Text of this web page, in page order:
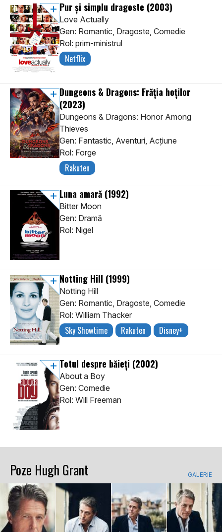
Pur și simplu dragoste (2003)
Love Actually
Gen: Romantic, Dragoste, Comedie
Rol: prim-ministrul
Netflix
Dungeons & Dragons: Frăția hoților
(2023)
Dungeons & Dragons: Honor Among
Thieves
Gen: Fantastic, Aventuri, Acţiune
Rol: Forge
Rakuten
Luna amară (1992)
Bitter Moon
Gen: Dramă
Rol: Nigel
Notting Hill (1999)
Notting Hill
Gen: Romantic, Dragoste, Comedie
Rol: William Thacker
Sky Showtime Rakuten Disney+
Totul despre băieți (2002)
About a Boy
Gen: Comedie
Rol: Will Freeman
Poze Hugh Grant GALERIE